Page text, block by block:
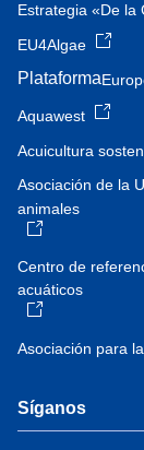
Estrategia «De la
EU4Algae
Plataforma
Aquawest
Acuicultura
Asociación de la
animales
Centro de
acuáticos
Asociación para
Síganos